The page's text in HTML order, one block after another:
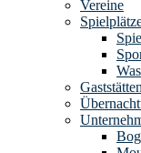
Vereine
Gaststätten